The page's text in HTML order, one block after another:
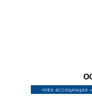
ЧЛЕН АССОЦИАЦИИ